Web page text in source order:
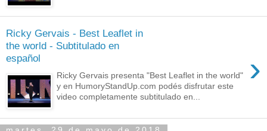
Ricky Gervais - Best Leaflet in
the world - Subtitulado en
español
›
Ricky Gervais presenta "Best Leaflet in the world"
y en HumoryStandUp.com podés disfrutar este
video completamente subtitulado en...